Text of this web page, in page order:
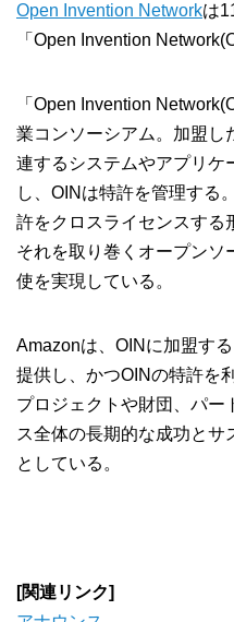
Open Invention Networkは
「Open Invention
「Open Invention
業コンソーシアム。加盟し
連するシステムやアプリケ
し、OINは特許を管理する
許をクロスライセンスする
それを取り巻くオープンソ
使を実現している。
Amazonは、OINに加盟す
提供し、かつOINの特許を
プロジェクトや財団、パー
ス全体の長期的な成功とサ
としている。
[関連リンク]